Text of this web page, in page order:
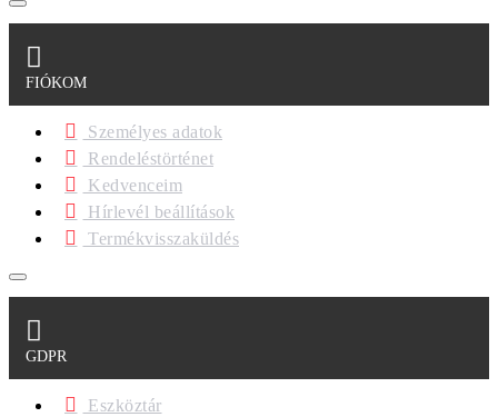
FIÓKOM
Személyes adatok
Rendeléstörténet
Kedvenceim
Hírlevél beállítások
Termékvisszaküldés
GDPR
Eszköztár